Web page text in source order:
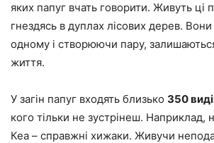
яких папуг вчать говорити. Живуть ці
гнездясь в дуплах лісових дерев.
одному і створюючи пару,
життя.
У загін папуг входять близько 350
кого тільки не зустрінеш. Наприклад,
Кеа – справжні хижаки. Живучи